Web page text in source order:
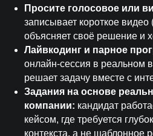
Просите голосовое или
записывает короткое видео
объясняет своё решение и
Лайвкодинг и парное
онлайн-сессия в реальном
решает задачу вместе с
Задания на основе
компании: кандидат
кейсом, где требуется
контекста, а не шаблонное